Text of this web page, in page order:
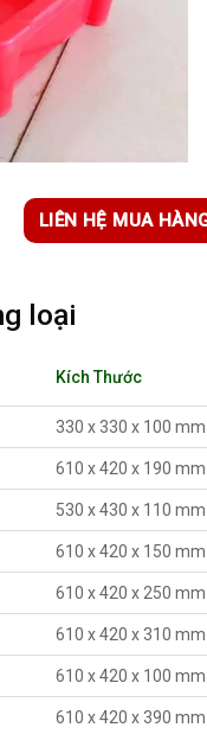
LIÊN HỆ MUA
loại
Kích Thước
330 x 330 x 100 mm
610 x 420 x 190 mm
530 x 430 x 110 mm
610 x 420 x 150 mm
610 x 420 x 250 mm
610 x 420 x 310 mm
610 x 420 x 100 mm
610 x 420 x 390 mm